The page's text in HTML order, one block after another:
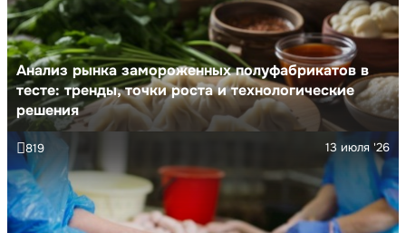
Анализ рынка замороженных полуфабрикатов в
тесте: тренды, точки роста и технологические
решения
13 июля '26
819